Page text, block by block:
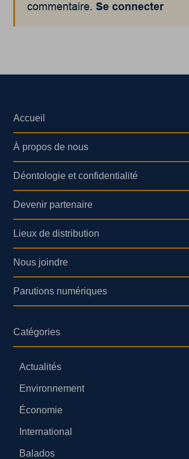
commentaire.Se connecter
Accueil
À propos de nous
Déontologie et confidentialité
Devenir partenaire
Lieux de distribution
Nous joindre
Parutions numériques
Catégories
Actualités
Environnement
Économie
International
Balados